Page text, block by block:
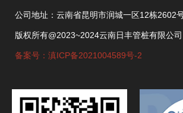
公司地址：云南省昆明市润城一区12栋2602
版权所有@2023~2024云南日丰管桩有限公司
备案号：滇ICP备2021004589号-2